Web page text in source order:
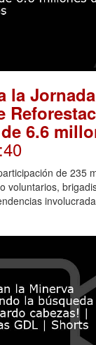
la Jornada
6.6
de 235
voluntarios,